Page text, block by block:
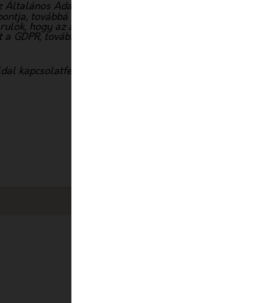
Általános Adatvédelmi Rendelet
továbbá a 7. cikk
hogy az adatkezelő a most
GDPR, továbbá a saját
kapcsolatfelvétel céljából
Az